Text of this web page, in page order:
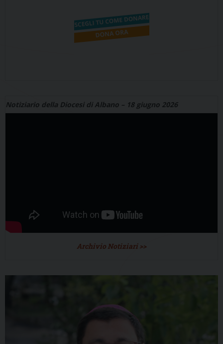
Notiziario della Diocesi di Albano – 18 giugno 2026
Archivio Notiziari >>